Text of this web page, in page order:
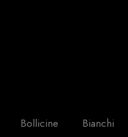
Bollicine Bianchi